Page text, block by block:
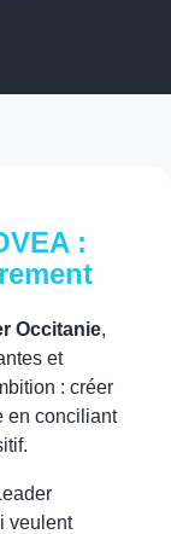
:
Occitanie,
et
: créer
en conciliant
veulent